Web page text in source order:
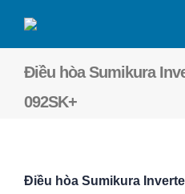
Điều hòa Sumikura
092SK+
Điều hòa Sumikura